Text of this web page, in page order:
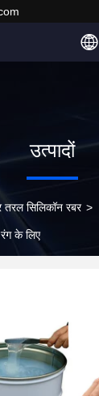
उत्पादों
सिलिकॉन रबर >
रंग के लिए